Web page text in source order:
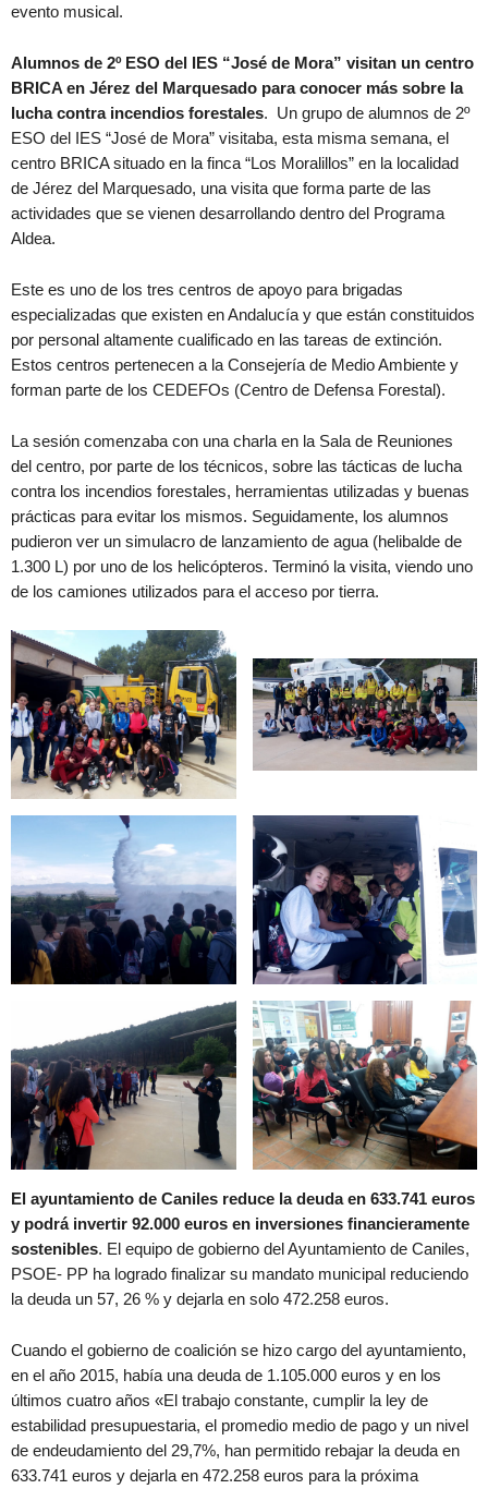
evento musical.
Alumnos de 2º ESO del IES “José de Mora” visitan un centro
BRICA en Jérez del Marquesado para conocer más sobre la
lucha contra incendios forestales. Un grupo de alumnos de 2º
ESO del IES “José de Mora” visitaba, esta misma semana, el
centro BRICA situado en la finca “Los Moralillos” en la localidad
de Jérez del Marquesado, una visita que forma parte de las
actividades que se vienen desarrollando dentro del Programa
Aldea.
Este es uno de los tres centros de apoyo para brigadas
especializadas que existen en Andalucía y que están constituidos
por personal altamente cualificado en las tareas de extinción.
Estos centros pertenecen a la Consejería de Medio Ambiente y
forman parte de los CEDEFOs (Centro de Defensa Forestal).
La sesión comenzaba con una charla en la Sala de Reuniones
del centro, por parte de los técnicos, sobre las tácticas de lucha
contra los incendios forestales, herramientas utilizadas y buenas
prácticas para evitar los mismos. Seguidamente, los alumnos
pudieron ver un simulacro de lanzamiento de agua (helibalde de
1.300 L) por uno de los helicópteros. Terminó la visita, viendo uno
de los camiones utilizados para el acceso por tierra.
El ayuntamiento de Caniles reduce la deuda en 633.741 euros
y podrá invertir 92.000 euros en inversiones financieramente
sostenibles. El equipo de gobierno del Ayuntamiento de Caniles,
PSOE- PP ha logrado finalizar su mandato municipal reduciendo
la deuda un 57, 26 % y dejarla en solo 472.258 euros.
Cuando el gobierno de coalición se hizo cargo del ayuntamiento,
en el año 2015, había una deuda de 1.105.000 euros y en los
últimos cuatro años «El trabajo constante, cumplir la ley de
estabilidad presupuestaria, el promedio medio de pago y un nivel
de endeudamiento del 29,7%, han permitido rebajar la deuda en
633.741 euros y dejarla en 472.258 euros para la próxima